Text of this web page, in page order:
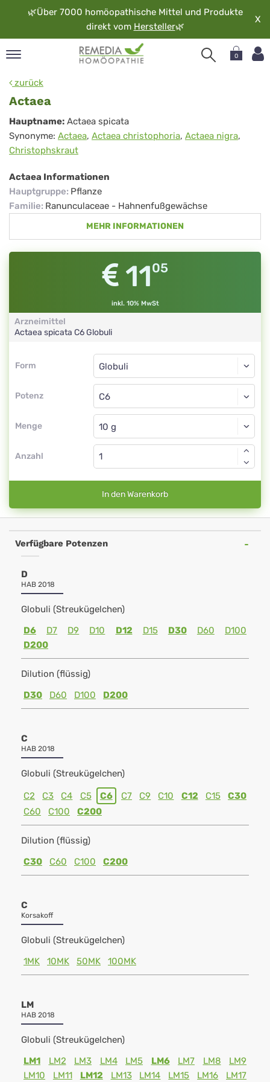
🌿Über 7000 homöopathische Mittel und Produkte
direkt vom Hersteller🌿
X
0
zurück
Actaea
Actaea
Hauptname: Actaea spicata
Synonyme: Actaea, Actaea christophoria, Actaea nigra,
Christophskraut
Actaea Informationen
Hauptgruppe: Pflanze
Familie: Ranunculaceae - Hahnenfußgewächse
MEHR INFORMATIONEN
1105
inkl. 10% MwSt
Arzneimittel
Actaea spicata C6Globuli
Form
Form
Potenz
Globuli
C6
Menge
Globuli
Anzahl
In den Warenkorb
Verfügbare Potenzen
D
HAB 2018
Globuli (Streukügelchen)
D6
D7 D9 D10 D12 D15 D30 D60
D100
D200
Dilution (flüssig)
D30
D60 D100 D200
C
HAB 2018
Globuli (Streukügelchen)
C2 C3 C4 C5 C6 C7 C9 C10 C12 C15
C30
C60
C100 C200
Dilution (flüssig)
C30
C60 C100 C200
C
Korsakoff
Globuli (Streukügelchen)
1MK
10MK 50MK 100MK
LM
HAB 2018
Globuli (Streukügelchen)
LM1
LM2 LM3 LM4 LM5 LM6 LM7 LM8
LM9
LM10
LM11 LM12 LM13 LM14 LM15 LM16 LM17